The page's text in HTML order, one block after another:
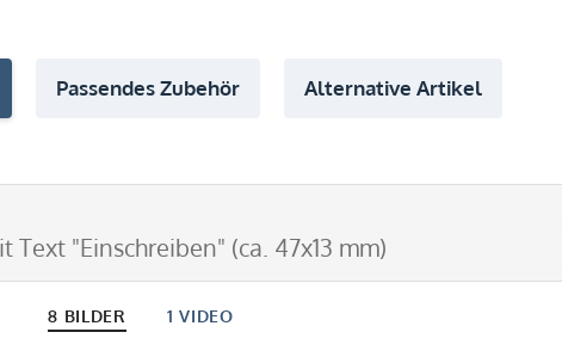
Passendes Zubehör Alternative Artikel
"Einschreiben" (ca. 47x13 mm)
8 BILDER 1 VIDEO